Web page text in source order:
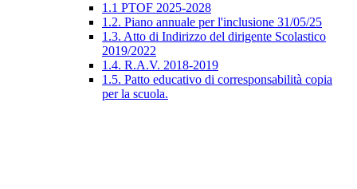
1.1 PTOF 2025-2028
1.2. Piano annuale per l'inclusione 31/05/25
1.3. Atto di Indirizzo del dirigente Scolastico
2019/2022
1.4. R.A.V. 2018-2019
1.5. Patto educativo di corresponsabilità copia
per la scuola.